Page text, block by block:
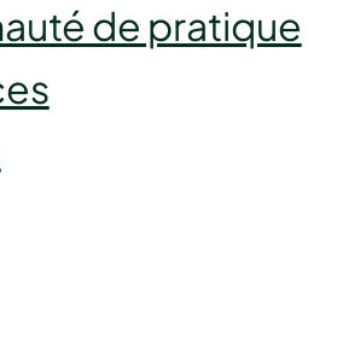
de pratique